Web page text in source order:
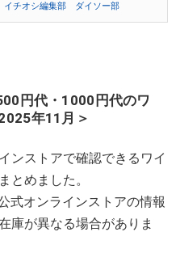
イチオシ編集部 ダイソー部
円代・1000円代のワ
年11月＞
ンストアで確認できるワイ
とめました。
式オンラインストアの情報
庫が異なる場合がありま